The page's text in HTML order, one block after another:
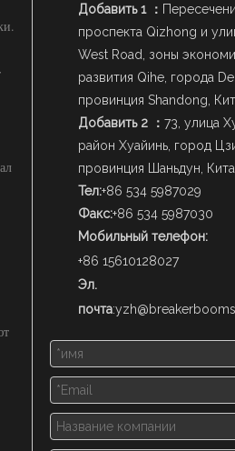
Добавить 1 ：
проспекта Qizhong и
West Road, зоны
развития Qihe, города
провинция Shandong,
Добавить 2 ： 73, улица
район Хуайинь, город
провинция Шаньдун,
Тел:+86 534 5987029
Факс:+86 534 5987030
Мобильный телефон:
+86 15610128027
Эл.
почта: